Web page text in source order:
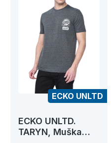
ECKO UNLTD
ECKO UNLTD.
TARYN, Muška